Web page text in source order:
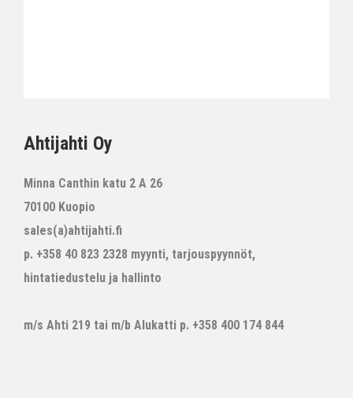
Ahtijahti Oy
Minna Canthin katu 2 A 26
70100 Kuopio
sales(a)ahtijahti.fi
p. +358 40 823 2328 myynti, tarjouspyynnöt,
hintatiedustelu ja hallinto
m/s Ahti 219 tai m/b Alukatti p. +358 400 174 844